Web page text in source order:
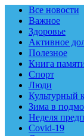
Все новости
Важное
Здоровье
Активное
Полезное
Книга
Спорт
Люди
Культурный
Зима в
Неделя
Covid-19